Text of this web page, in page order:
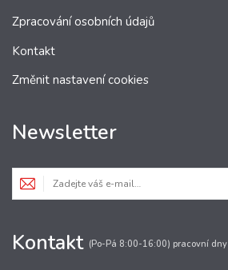
Zpracování osobních údajů
Kontakt
Změnit nastavení cookies
Newsletter
Kontakt (Po-Pá 8:00-16:00) pracovní dny